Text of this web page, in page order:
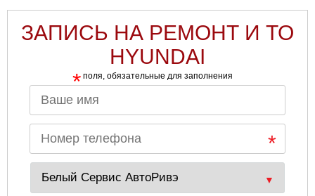
ЗАПИСЬ НА РЕМОНТ И ТО
HYUNDAI
* поля, обязательные для заполнения